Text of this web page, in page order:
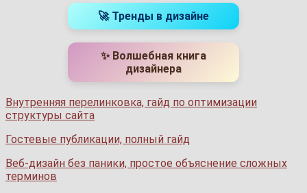
🚀 Тренды в дизайне
✨ Волшебная книга
дизайнера
Внутренняя перелинковка, гайд по оптимизации
структуры сайта
Гостевые публикации, полный гайд
Веб-дизайн без паники, простое объяснение сложных
терминов